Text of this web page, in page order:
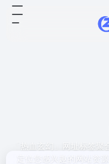
「热血玄幻」网址标签
定位您感兴趣的网站资